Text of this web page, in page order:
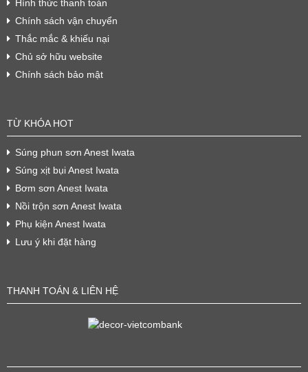
Hình thức thanh toán
Chính sách vận chuyển
Thắc mắc & khiếu nại
Chủ sở hữu website
Chính sách bảo mật
TỪ KHÓA HOT
Súng phun sơn Anest Iwata
Súng xịt bụi Anest Iwata
Bơm sơn Anest Iwata
Nồi trộn sơn Anest Iwata
Phụ kiện Anest Iwata
Lưu ý khi đặt hàng
THANH TOÁN & LIÊN HỆ